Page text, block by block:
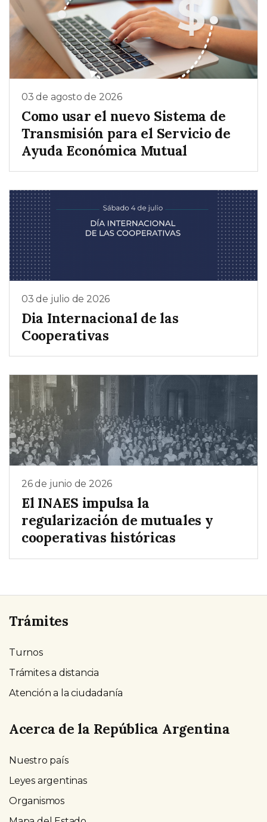
03 de agosto de 2026
Como usar el nuevo Sistema de
Transmisión para el Servicio de
Ayuda Económica Mutual
03 de julio de 2026
Dia Internacional de las
Cooperativas
26 de junio de 2026
El INAES impulsa la
regularización de mutuales y
cooperativas históricas
Trámites
Turnos
Trámites a distancia
Atención a la ciudadanía
Acerca de la República Argentina
Nuestro país
Leyes argentinas
Organismos